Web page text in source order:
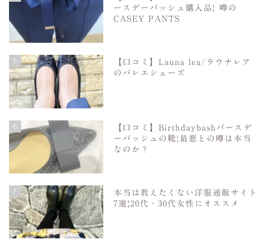
ースデーバッシュ購入品| 噂の
CASEY PANTS
5
【口コミ】Launa lea/ラウナレア
のバレエシューズ
6
【口コミ】Birthdaybashバースデ
ーバッシュの靴|最悪との噂は本当
なのか？
7
本当は教えたくない洋服通販サイト
7選|20代・30代女性にオススメ